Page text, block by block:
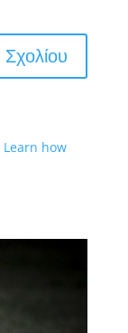
Learn how